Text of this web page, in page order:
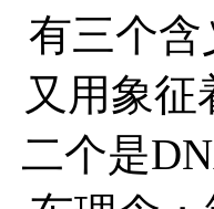
有三个
又用象
二个是